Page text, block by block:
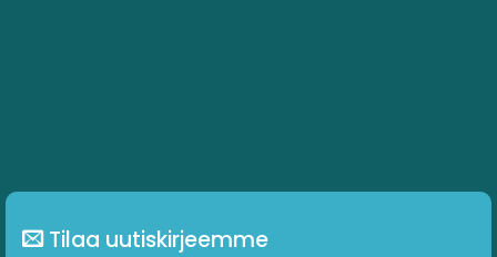
Tilaa uutiskirjeemme